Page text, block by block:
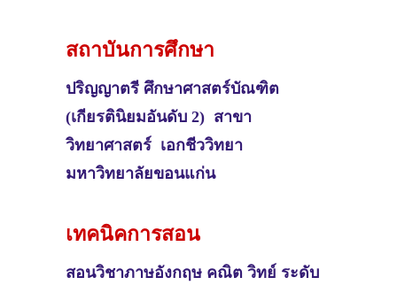
สถาบันการศึกษา
ปริญญาตรี ศึกษาศาสตร์บัณฑิต
(เกียรตินิยมอันดับ 2) สาขา
วิทยาศาสตร์ เอกชีววิทยา
มหาวิทยาลัยขอนแก่น
เทคนิคการสอน
สอนวิชาภาษอังกฤษ คณิต วิทย์ ระดับ